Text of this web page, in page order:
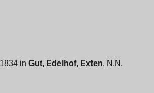
in Gut, Edelhof, Exten. N.N.